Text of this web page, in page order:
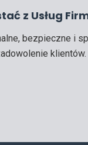
z Usług
bezpieczne i
klientów.